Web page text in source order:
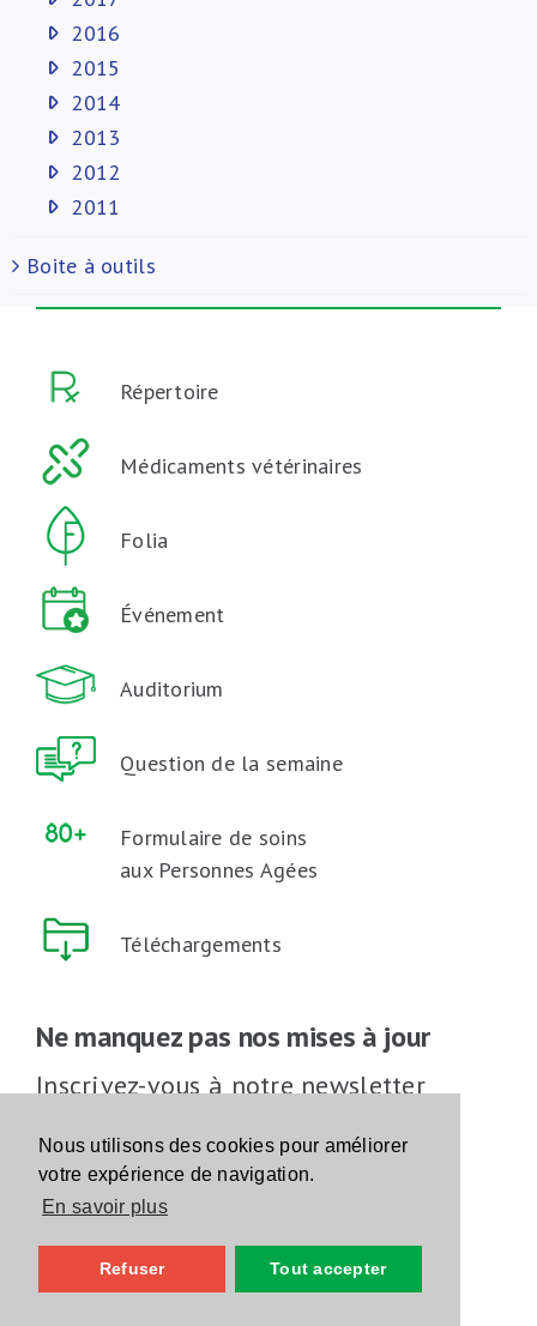
Nous utilisons des cookies pour améliorer
votre expérience de navigation.
En savoir plus
Refuser Tout accepter
2016
2015
2014
2013
2012
2011
Boite à outils
Répertoire
Médicaments vétérinaires
Folia
Événement
Auditorium
Question de la semaine
Formulaire de soins
aux Personnes Agées
Téléchargements
Ne manquez pas nos mises à jour
Inscrivez-vous à notre newsletter
Inscrivez-vous
Suivez-nous sur les réseaux sociaux